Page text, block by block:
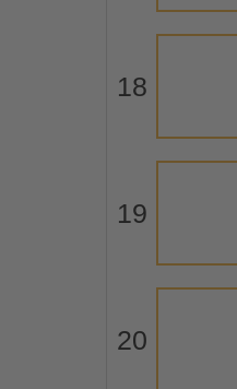
18
19
20